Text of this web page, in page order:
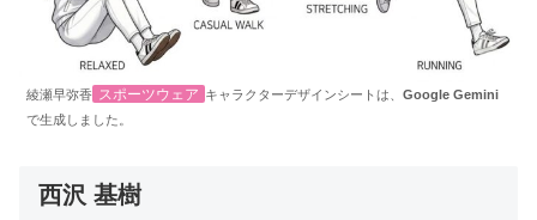
綾瀬早弥香 スポーツウェア キャラクターデザインシートは、 Google Gemini
で生成しました。
西沢 基樹